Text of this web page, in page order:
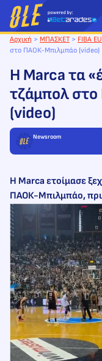
Μετάβαση
στο
περιεχόμενο
Αρχική > ΜΠΑΣΚΕΤ > FIBA
στο ΠΑΟΚ-Μπιλμπάο (video)
Η Marca τα
τζάμπολ
(video)
Newsroom
Η Marca ετοίμασε
ΠΑΟΚ-Μπιλμπάο,